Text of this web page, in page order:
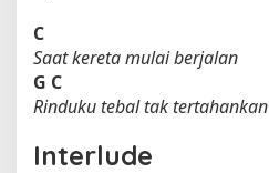
C
Saat kereta mulai berjalan
G C
Rinduku tebal tak tertahankan
Interlude